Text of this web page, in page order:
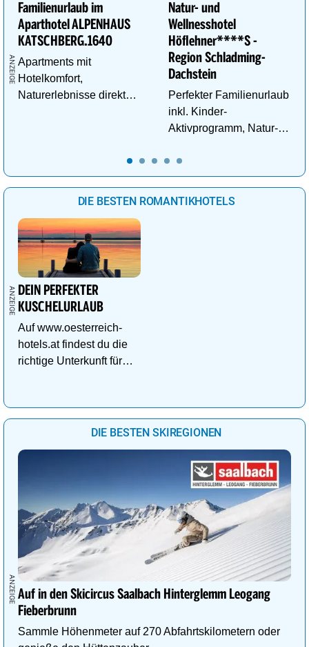
Familienurlaub im
Aparthotel ALPENHAUS
KATSCHBERG.1640
Apartments mit
Hotelkomfort,
Naturerlebnisse direkt
Natur- und
Wellnesshotel
Höflehner****S -
Region Schladming-
Dachstein
Perfekter Familienurlaub
inkl. Kinder-
Aktivprogramm, Natur-
& Greet, Familien-Spa
uvm.
DIE BESTEN ROMANTIKHOTELS
DEIN PERFEKTER
KUSCHELURLAUB
Auf www.oesterreich-
hotels.at findest du die
richtige Unterkunft für
DIE BESTEN SKIREGIONEN
Auf in den Skicircus Saalbach Hinterglemm Leogang
Fieberbrunn
Sammle Höhenmeter auf 270 Abfahrtskilometern oder